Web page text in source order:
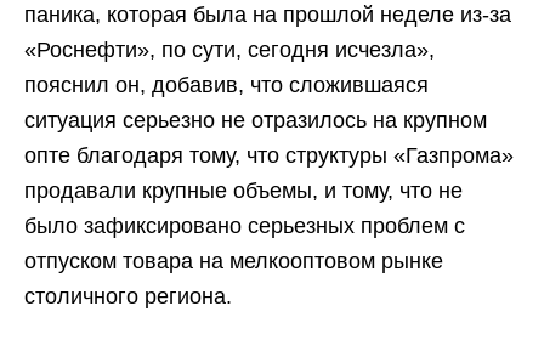
паника, которая была на прошлой неделе из-за
«Роснефти», по сути, сегодня исчезла»,
пояснил он, добавив, что сложившаяся
ситуация серьезно не отразилось на крупном
опте благодаря тому, что структуры «Газпрома»
продавали крупные объемы, и тому, что не
было зафиксировано серьезных проблем с
отпуском товара на мелкооптовом рынке
столичного региона.